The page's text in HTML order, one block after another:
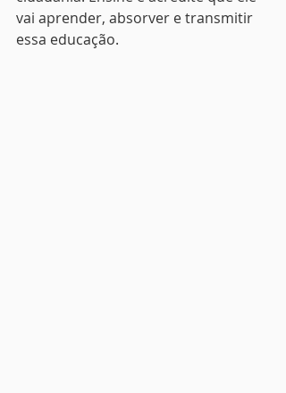
vai aprender, absorver e transmitir
essa educação.